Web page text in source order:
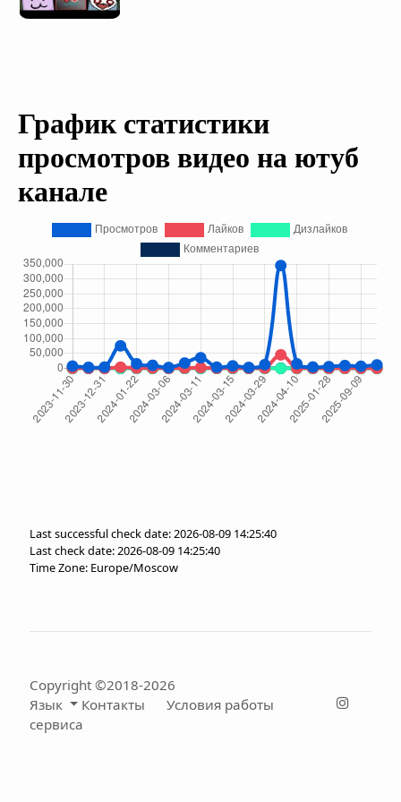
График статистики
просмотров видео на ютуб
канале
Last successful check date: 2026-08-09 14:25:40
Last check date: 2026-08-09 14:25:40
Time Zone: Europe/Moscow
Copyright ©2018-2026
Язык
Контакты
Условия работы
сервиса